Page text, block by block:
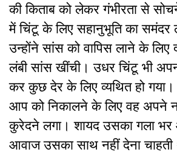
की किताब को लेकर गंभीरता से
में चिंटू के लिए सहानुभूति का समंदर
उन्होंने सांस को वापिस लाने के लिए
लंबी सांस खींची। उधर चिंटू भी
कर कुछ देर के लिए व्यथित हो
आप को निकालने के लिए वह अपने
कुरेदने लगा। शायद उसका गला
आवाज उसका साथ नहीं देना चाहती